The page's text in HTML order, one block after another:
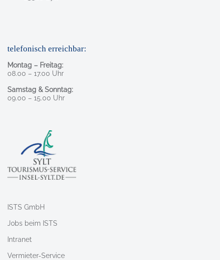
telefonisch erreichbar:
Montag – Freitag:
08.00 – 17.00 Uhr
Samstag & Sonntag:
09.00 – 15.00 Uhr
ISTS GmbH
Jobs beim ISTS
Intranet
Vermieter-Service